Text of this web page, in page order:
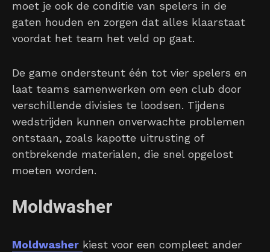
moet je ook de conditie van spelers in de
gaten houden en zorgen dat alles klaarstaat
voordat het team het veld op gaat.
De game ondersteunt één tot vier spelers en
laat teams samenwerken om een club door
verschillende divisies te loodsen. Tijdens
wedstrijden kunnen onverwachte problemen
ontstaan, zoals kapotte uitrusting of
ontbrekende materialen, die snel opgelost
moeten worden.
Moldwasher
Moldwasher kiest voor een compleet ander